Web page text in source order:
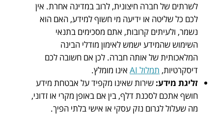
לשרתים של חברה חיצונית, לרוב במדינה אחרת. אין
לכם כל שליטה או ידיעה מי חשוף למידע, האם הוא
נשמר, ולעיתים קרובות, אתם מסכימים בתנאי
השימוש שהמידע ישמש לאימון מודלי הבינה
המלאכותית של אותה חברה. לכן אם חשובה לכם
דיסקרטיות, תמלול AI
אינו מומלץ.
זליגת מידע: שירות שאינו מקפיד על אבטחת מידע
חושף אתכם לסכנת דלף, בין אם באופן מקרי או זדוני,
מה שעלול לגרום נזק עסקי או אישי בלתי הפיך.